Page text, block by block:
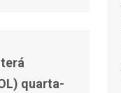
quarta-